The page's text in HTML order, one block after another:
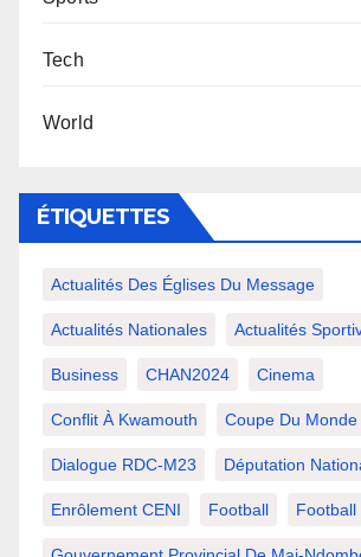
Tech
World
ÉTIQUETTES
Actualités Des Églises Du Message
Actualités Nationales Actualités
Business CHAN2024 Cinema
Conflit À Kwamouth Coupe Du
Dialogue RDC-M23 Députation
Enrôlement CENI Football Football